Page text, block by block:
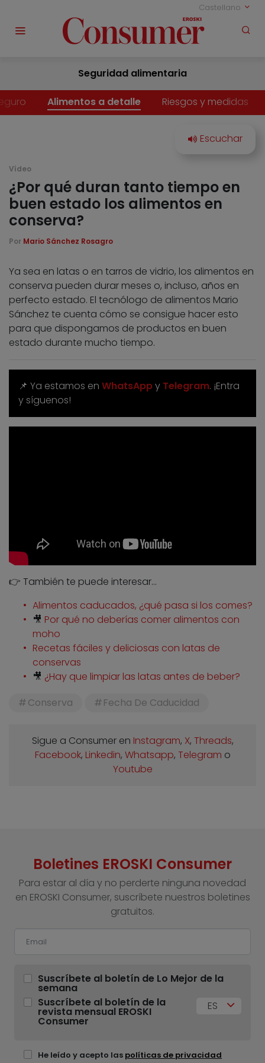
Castellano
Seguridad alimentaria
Alimentos a detalle Riesgos y medidas
Vídeo
¿Por qué duran tanto tiempo en
buen estado los alimentos en
conserva?
Por Mario Sánchez Rosagro
Ya sea en latas o en tarros de vidrio, los alimentos en
conserva pueden durar meses o, incluso, años en
perfecto estado. El tecnólogo de alimentos Mario
Sánchez te cuenta cómo se consigue hacer esto
para que dispongamos de productos en buen
estado durante mucho tiempo.
📌 Ya estamos en WhatsAppy Telegram. ¡Entra
y síguenos!
👉 También te puede interesar…
Alimentos caducados, ¿qué pasa si los comes?
🎥 Por qué no deberías comer alimentos con
moho
Recetas fáciles y deliciosas con latas de
conservas
🎥 ¿Hay que limpiar las latas antes de beber?
Conserva
Fecha De Caducidad
Sigue a Consumer en Instagram, X, Threads,
Facebook, Linkedin, Whatsapp, Telegram o
Youtube
Boletines EROSKI Consumer
Para estar al día y no perderte ninguna novedad
en EROSKI Consumer, suscríbete nuestros boletines
gratuitos.
Suscríbete al boletín de Lo Mejor de la
semana
Suscríbete al boletín de la
revista mensual EROSKI
Consumer
ES
He leído y acepto las políticas de privacidad